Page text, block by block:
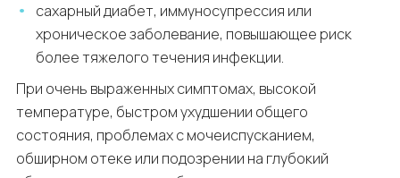
сахарный диабет, иммуносупрессия или
хроническое заболевание, повышающее риск
более тяжелого течения инфекции.
При очень выраженных симптомах, высокой
температуре, быстром ухудшении общего
состояния, проблемах с мочеиспусканием,
обширном отеке или подозрении на глубокий